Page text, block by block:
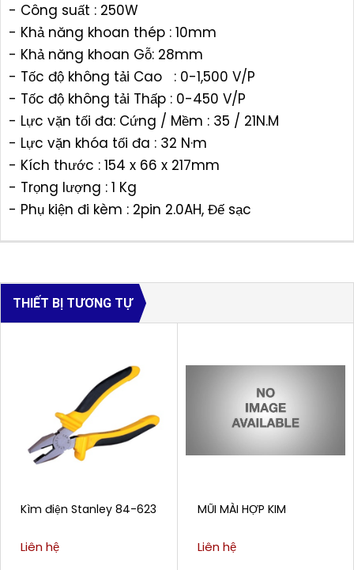
- Công suất : 250W
- Khả năng khoan thép : 10mm
- Khả năng khoan Gỗ: 28mm
- Tốc độ không tải Cao : 0-1,500 V/P
- Tốc độ không tải Thấp : 0-450 V/P
- Lực vặn tối đa: Cứng / Mềm : 35 / 21N.M
- Lực vặn khóa tối đa : 32 N·m
- Kích thước : 154 x 66 x 217mm
- Trọng lượng : 1 Kg
- Phụ kiện đi kèm : 2pin 2.0AH, Đế sạc
THIẾT BỊ TƯƠNG TỰ
Kìm điện Stanley 84-623
Liên hệ
MŨI MÀI HỢP KIM
Liên hệ